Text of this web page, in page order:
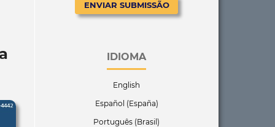
ENVIAR SUBMISSÃO
IDIOMA
English
Español (España)
Português (Brasil)